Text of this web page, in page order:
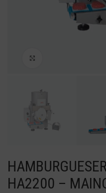
HA2200 –